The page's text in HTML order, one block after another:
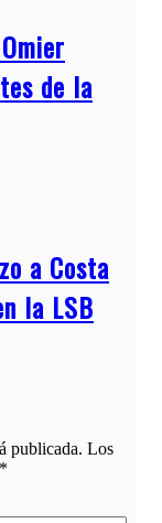
de la
a Costa
la LSB
publicada. Los
*